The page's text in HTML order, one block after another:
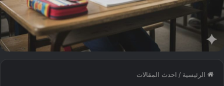
الرئيسية / احدث المقالات